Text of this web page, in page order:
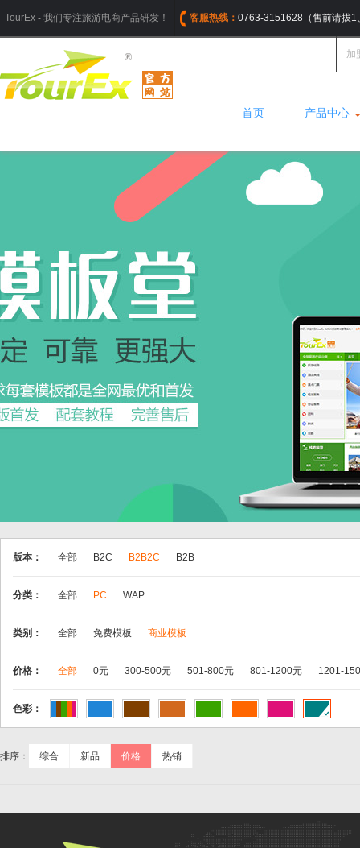
TourEx - 我们专注旅游电商产品研发！ 客服热线： 0763-3151628（售前请拔1
加
首页 产品中心
版本： 全部 B2C B2B2C B2B
分类： 全部 PC WAP
类别： 全部 免费模板 商业模板
价格： 全部 0元 300-500元 501-800元 801-1200元 1201-
色彩：
排序： 综合 新品 价格 热销